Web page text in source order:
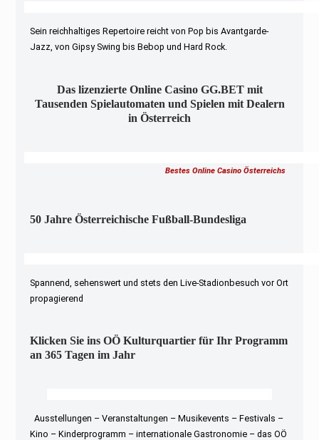
Sein reichhaltiges Repertoire reicht von Pop bis Avantgarde-
Jazz, von Gipsy Swing bis Bebop und Hard Rock.
Das lizenzierte Online Casino GG.BET mit
Tausenden Spielautomaten und Spielen mit Dealern
in Österreich
Bestes Online Casino Österreichs
50 Jahre Österreichische Fußball-Bundesliga
Spannend, sehenswert und stets den Live-Stadionbesuch vor Ort
propagierend
Klicken Sie ins OÖ Kulturquartier für Ihr Programm
an 365 Tagen im Jahr
Ausstellungen – Veranstaltungen – Musikevents – Festivals –
Kino – Kinderprogramm – internationale Gastronomie – das OÖ